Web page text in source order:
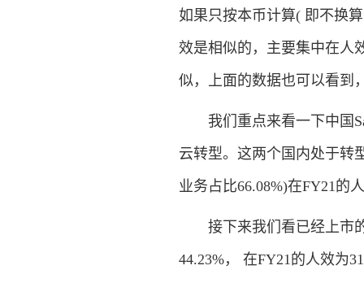
如果只按本币计算( 即不换
效是相似的，主要集中在人
似，上面的数据也可以看到
我们重点来看一下中国
云转型。这两个国内处于转
业务占比66.08%)在FY21的
接下来我们看已经上市的
44.23%， 在FY21的人效为